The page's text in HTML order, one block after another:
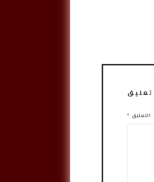
تعليق
التعليق *